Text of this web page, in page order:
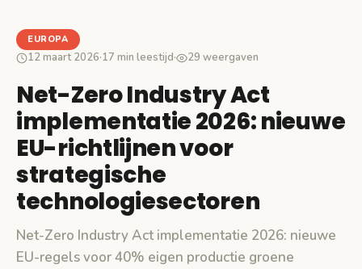
EUROPA
12 maart 2026·17 min leestijd· 29 weergaven
Net-Zero Industry Act
implementatie 2026: nieuwe
EU-richtlijnen voor
strategische
technologiesectoren
Net-Zero Industry Act implementatie 2026: nieuwe
EU-regels voor 40% eigen productie groene